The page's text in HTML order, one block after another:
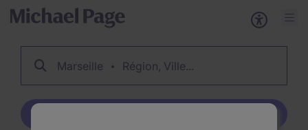
Marseille Région, Ville...